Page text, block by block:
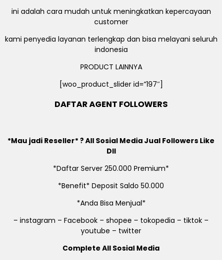
ini adalah cara mudah untuk meningkatkan kepercayaan
customer
kami penyedia layanan terlengkap dan bisa melayani seluruh
indonesia
PRODUCT LAINNYA
[woo_product_slider id=”197″]
DAFTAR AGENT FOLLOWERS
*Mau jadi Reseller* ? All Sosial Media Jual Followers Like
Dll
*Daftar Server 250.000 Premium*
*Benefit* Deposit Saldo 50.000
*Anda Bisa Menjual*
– instagram – Facebook – shopee – tokopedia – tiktok –
youtube – twitter
Complete All Sosial Media